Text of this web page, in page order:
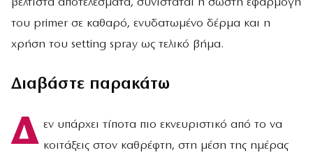
βέλτιστα αποτελέσματα, συνιστάται η σωστή εφαρμογή
του primer σε καθαρό, ενυδατωμένο δέρμα και η
χρήση του setting spray ως τελικό βήμα.
Διαβάστε παρακάτω
Δ εν υπάρχει τίποτα πιο εκνευριστικό από το να
κοιτάξεις στον καθρέφτη, στη μέση της ημέρας